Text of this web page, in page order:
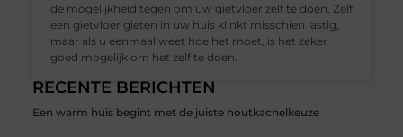
RECENTE BERICHTEN
Een warm huis begint met de juiste houtkachelkeuze
de mogelijkheid tegen om uw gietvloer zelf te doen. Zelf
een gietvloer gieten in uw huis klinkt misschien lastig,
maar als u eenmaal weet hoe het moet, is het zeker
goed mogelijk om het zelf te doen.